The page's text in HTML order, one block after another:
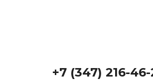
+7 (347) 216-